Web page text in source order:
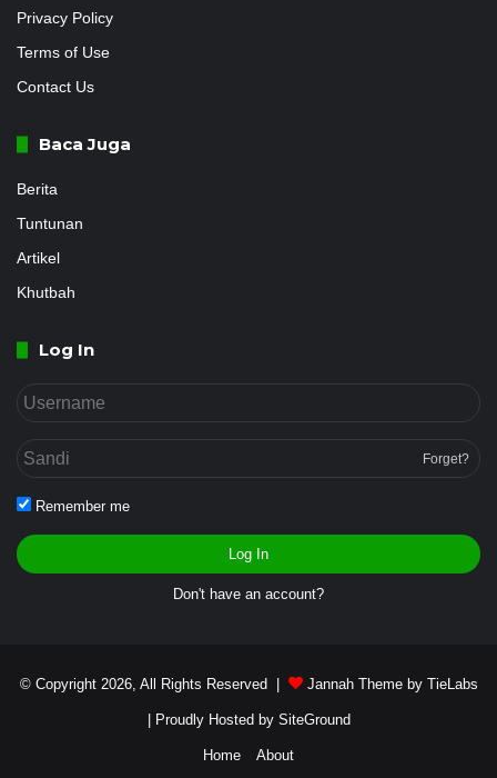
Privacy Policy
Terms of Use
Contact Us
Baca Juga
Berita
Tuntunan
Artikel
Khutbah
Log In
Forget?
Remember me
Log In
Don't have an account?
© Copyright 2026, All Rights Reserved | Jannah Theme by TieLabs
| Proudly Hosted by SiteGround
Home About